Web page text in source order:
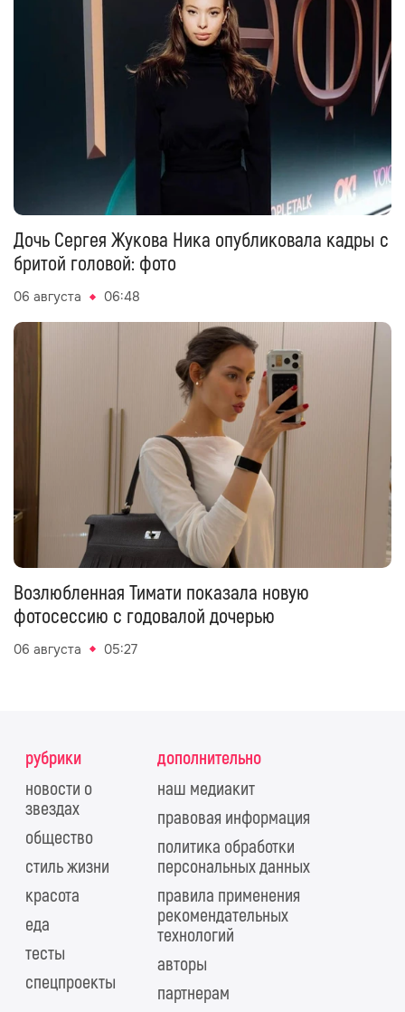
Дочь Сергея Жукова Ника опубликовала кадры с
бритой головой: фото
06 августа 06:48
Возлюбленная Тимати показала новую
фотосессию с годовалой дочерью
06 августа 05:27
рубрики
новости о
звездах
общество
стиль жизни
красота
еда
тесты
спецпроекты
дополнительно
наш медиакит
правовая информация
политика обработки
персональных данных
правила применения
рекомендательных
технологий
авторы
партнерам